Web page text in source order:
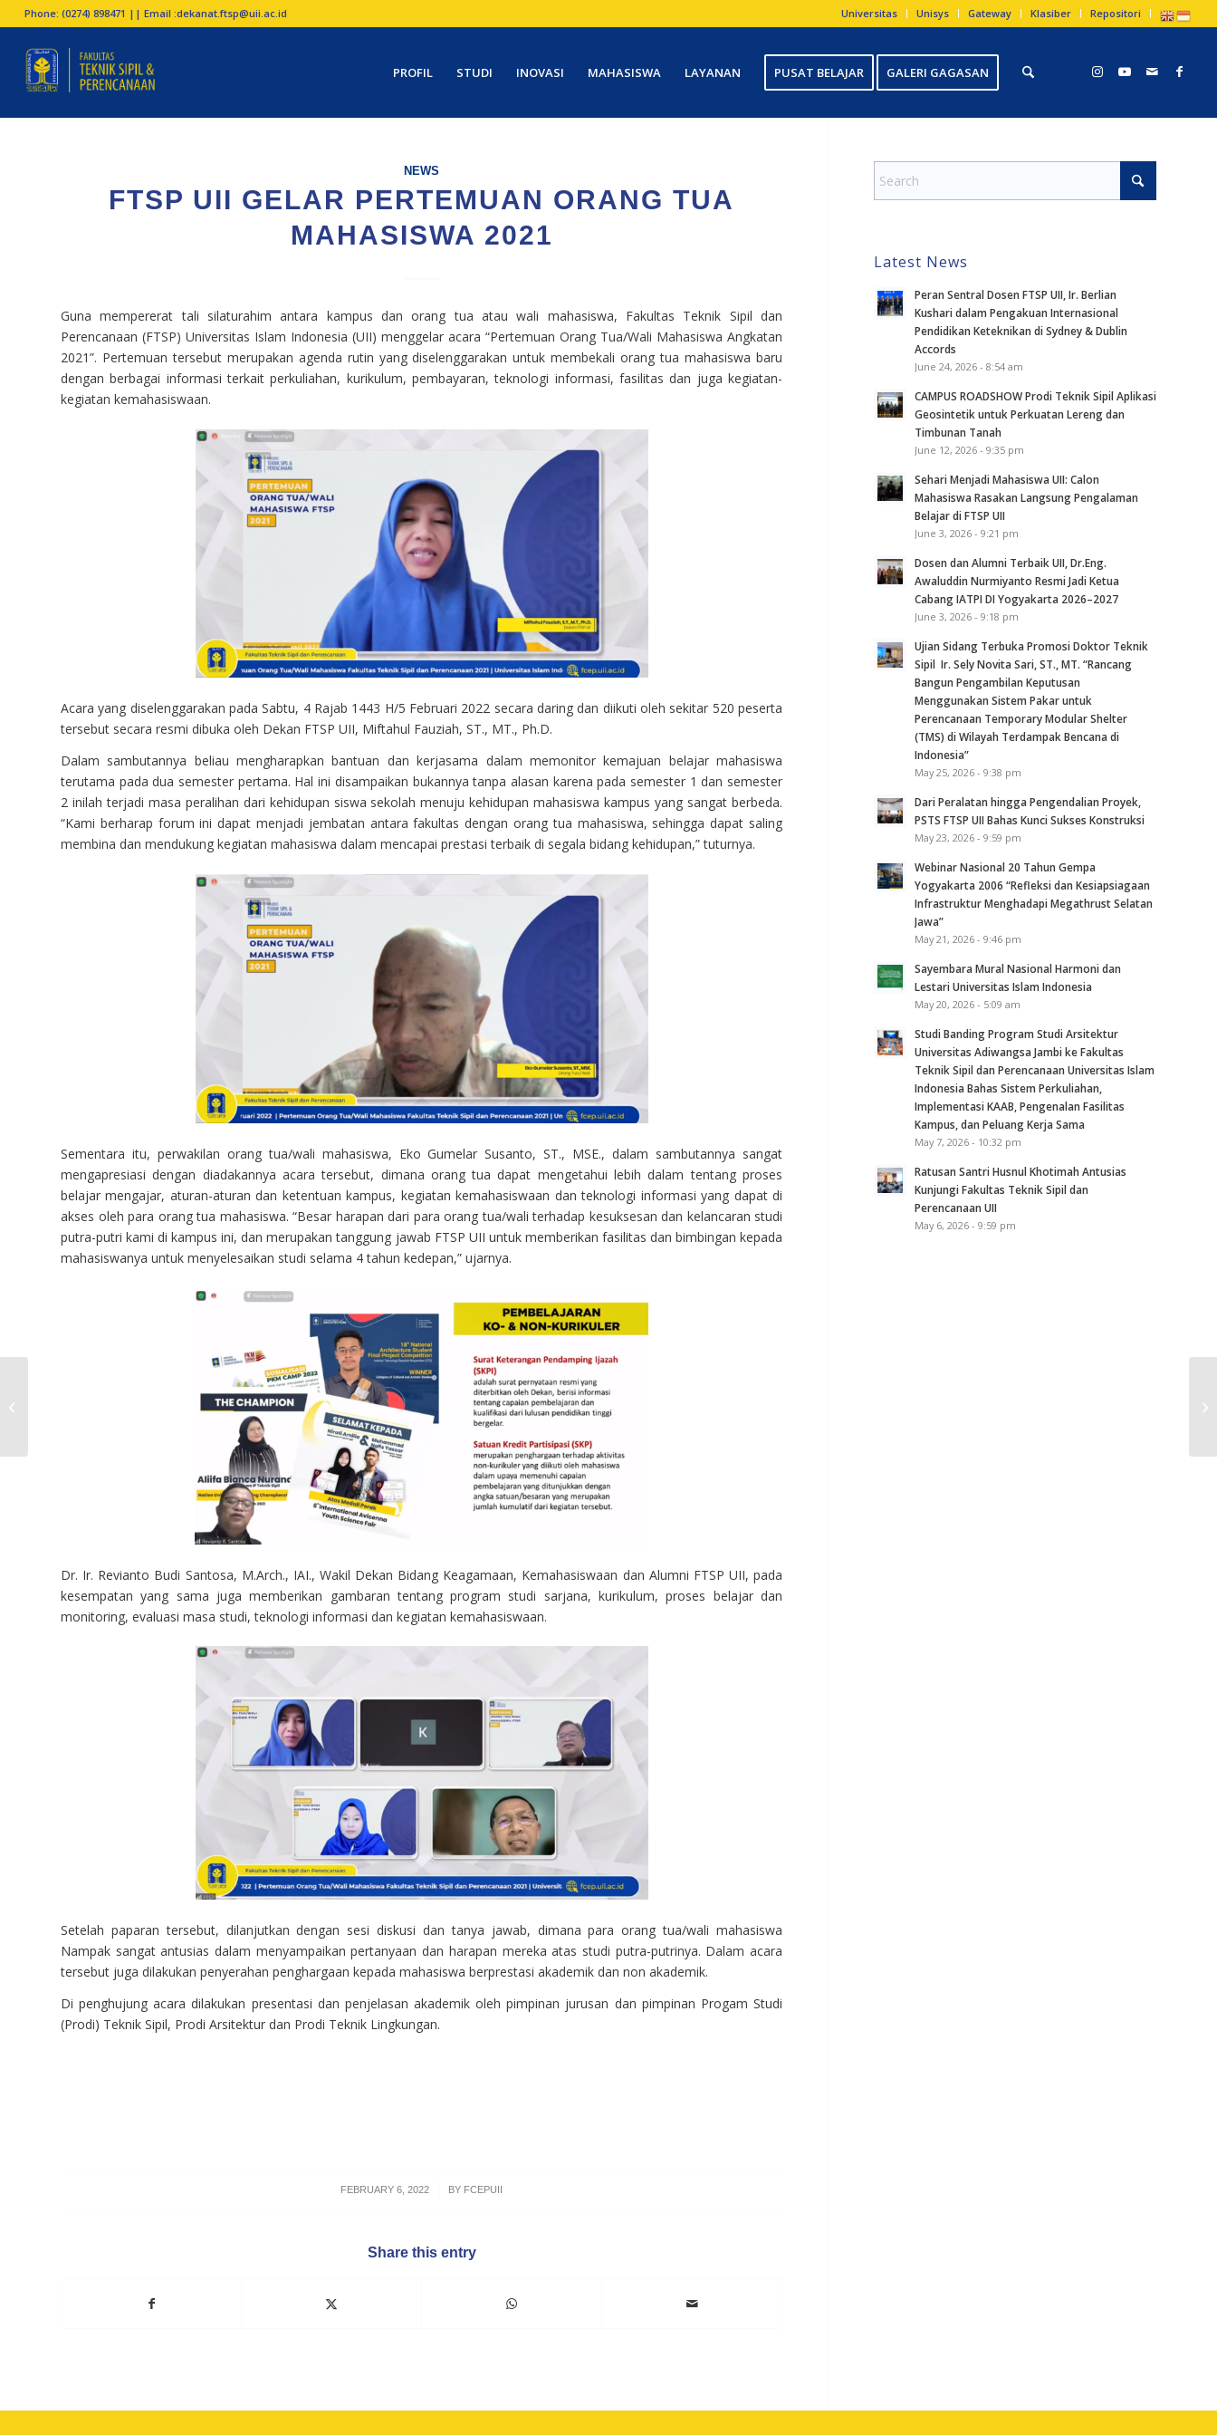
Universitas Unisys Gateway Klasiber Repositori
Phone: (0274) 898471 || Email :dekanat.ftsp@uii.ac.id
PROFIL STUDI INOVASI MAHASISWA LAYANAN PUSAT BELAJAR GALERI GAGASAN
NEWS
FTSP UII GELAR PERTEMUAN ORANG TUA
MAHASISWA 2021
Guna mempererat tali silaturahim antara kampus dan orang tua atau wali mahasiswa, Fakultas Teknik Sipil dan
Perencanaan (FTSP) Universitas Islam Indonesia (UII) menggelar acara “Pertemuan Orang Tua/Wali Mahasiswa Angkatan
2021”. Pertemuan tersebut merupakan agenda rutin yang diselenggarakan untuk membekali orang tua mahasiswa baru
dengan berbagai informasi terkait perkuliahan, kurikulum, pembayaran, teknologi informasi, fasilitas dan juga kegiatan-
kegiatan kemahasiswaan.
Acara yang diselenggarakan pada Sabtu, 4 Rajab 1443 H/5 Februari 2022 secara daring dan diikuti oleh sekitar 520 peserta
tersebut secara resmi dibuka oleh Dekan FTSP UII, Miftahul Fauziah, ST., MT., Ph.D.
Dalam sambutannya beliau mengharapkan bantuan dan kerjasama dalam memonitor kemajuan belajar mahasiswa
terutama pada dua semester pertama. Hal ini disampaikan bukannya tanpa alasan karena pada semester 1 dan semester
2 inilah terjadi masa peralihan dari kehidupan siswa sekolah menuju kehidupan mahasiswa kampus yang sangat berbeda.
“Kami berharap forum ini dapat menjadi jembatan antara fakultas dengan orang tua mahasiswa, sehingga dapat saling
membina dan mendukung kegiatan mahasiswa dalam mencapai prestasi terbaik di segala bidang kehidupan,” tuturnya.
Sementara itu, perwakilan orang tua/wali mahasiswa, Eko Gumelar Susanto, ST., MSE., dalam sambutannya sangat
mengapresiasi dengan diadakannya acara tersebut, dimana orang tua dapat mengetahui lebih dalam tentang proses
belajar mengajar, aturan-aturan dan ketentuan kampus, kegiatan kemahasiswaan dan teknologi informasi yang dapat di
akses oleh para orang tua mahasiswa. “Besar harapan dari para orang tua/wali terhadap kesuksesan dan kelancaran studi
putra-putri kami di kampus ini, dan merupakan tanggung jawab FTSP UII untuk memberikan fasilitas dan bimbingan kepada
mahasiswanya untuk menyelesaikan studi selama 4 tahun kedepan,” ujarnya.
Dr. Ir. Revianto Budi Santosa, M.Arch., IAI., Wakil Dekan Bidang Keagamaan, Kemahasiswaan dan Alumni FTSP UII, pada
kesempatan yang sama juga memberikan gambaran tentang program studi sarjana, kurikulum, proses belajar dan
monitoring, evaluasi masa studi, teknologi informasi dan kegiatan kemahasiswaan.
Setelah paparan tersebut, dilanjutkan dengan sesi diskusi dan tanya jawab, dimana para orang tua/wali mahasiswa
Nampak sangat antusias dalam menyampaikan pertanyaan dan harapan mereka atas studi putra-putrinya. Dalam acara
tersebut juga dilakukan penyerahan penghargaan kepada mahasiswa berprestasi akademik dan non akademik.
Di penghujung acara dilakukan presentasi dan penjelasan akademik oleh pimpinan jurusan dan pimpinan Progam Studi
(Prodi) Teknik Sipil, Prodi Arsitektur dan Prodi Teknik Lingkungan.
FEBRUARY 6, 2022
/ BY FCEPUII
Share this entry
Latest News
Peran Sentral Dosen FTSP UII, Ir. Berlian
Kushari dalam Pengakuan Internasional
Pendidikan Keteknikan di Sydney & Dublin
Accords
June 24, 2026 - 8:54 am
CAMPUS ROADSHOW Prodi Teknik Sipil Aplikasi
Geosintetik untuk Perkuatan Lereng dan
Timbunan Tanah
June 12, 2026 - 9:35 pm
Sehari Menjadi Mahasiswa UII: Calon
Mahasiswa Rasakan Langsung Pengalaman
Belajar di FTSP UII
June 3, 2026 - 9:21 pm
Dosen dan Alumni Terbaik UII, Dr.Eng.
Awaluddin Nurmiyanto Resmi Jadi Ketua
Cabang IATPI DI Yogyakarta 2026–2027
June 3, 2026 - 9:18 pm
Ujian Sidang Terbuka Promosi Doktor Teknik
Sipil Ir. Sely Novita Sari, ST., MT. “Rancang
Bangun Pengambilan Keputusan
Menggunakan Sistem Pakar untuk
Perencanaan Temporary Modular Shelter
(TMS) di Wilayah Terdampak Bencana di
Indonesia”
May 25, 2026 - 9:38 pm
Dari Peralatan hingga Pengendalian Proyek,
PSTS FTSP UII Bahas Kunci Sukses Konstruksi
May 23, 2026 - 9:59 pm
Webinar Nasional 20 Tahun Gempa
Yogyakarta 2006 “Refleksi dan Kesiapsiagaan
Infrastruktur Menghadapi Megathrust Selatan
Jawa”
May 21, 2026 - 9:46 pm
Sayembara Mural Nasional Harmoni dan
Lestari Universitas Islam Indonesia
May 20, 2026 - 5:09 am
Studi Banding Program Studi Arsitektur
Universitas Adiwangsa Jambi ke Fakultas
Teknik Sipil dan Perencanaan Universitas Islam
Indonesia Bahas Sistem Perkuliahan,
Implementasi KAAB, Pengenalan Fasilitas
Kampus, dan Peluang Kerja Sama
May 7, 2026 - 10:32 pm
Ratusan Santri Husnul Khotimah Antusias
Kunjungi Fakultas Teknik Sipil dan
Perencanaan UII
May 6, 2026 - 9:59 pm